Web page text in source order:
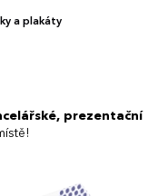
a plakáty
prezentační